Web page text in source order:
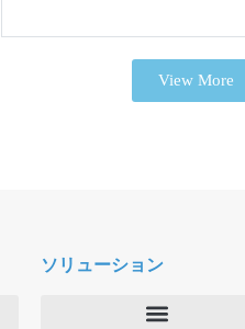
View More
ソリューション